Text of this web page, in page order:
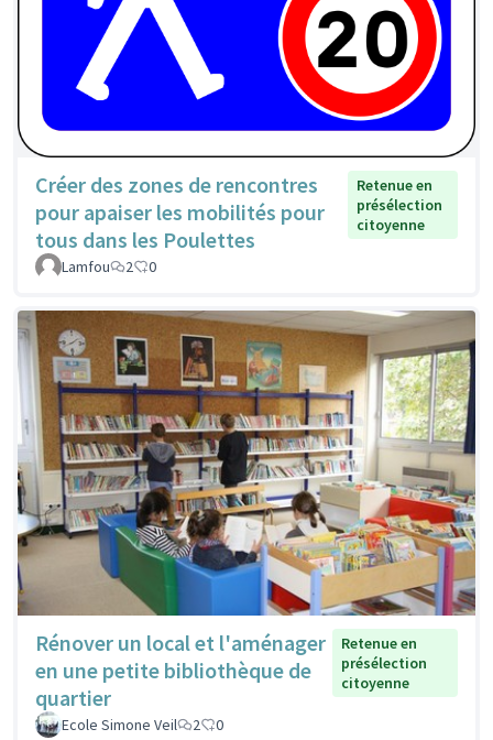
Créer des zones de rencontres
pour apaiser les mobilités pour
tous dans les Poulettes
Retenue en
présélection
citoyenne
Lamfou 2 0
Rénover un local et l'aménager
en une petite bibliothèque de
quartier
Retenue en
présélection
citoyenne
Ecole Simone Veil 2 0